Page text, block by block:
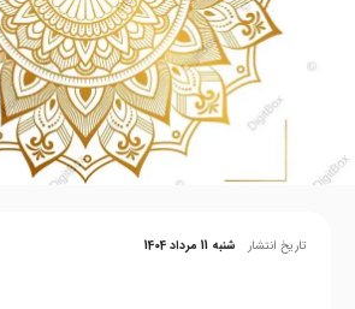
تاریخ انتشار شنبه 11 مرداد 1404